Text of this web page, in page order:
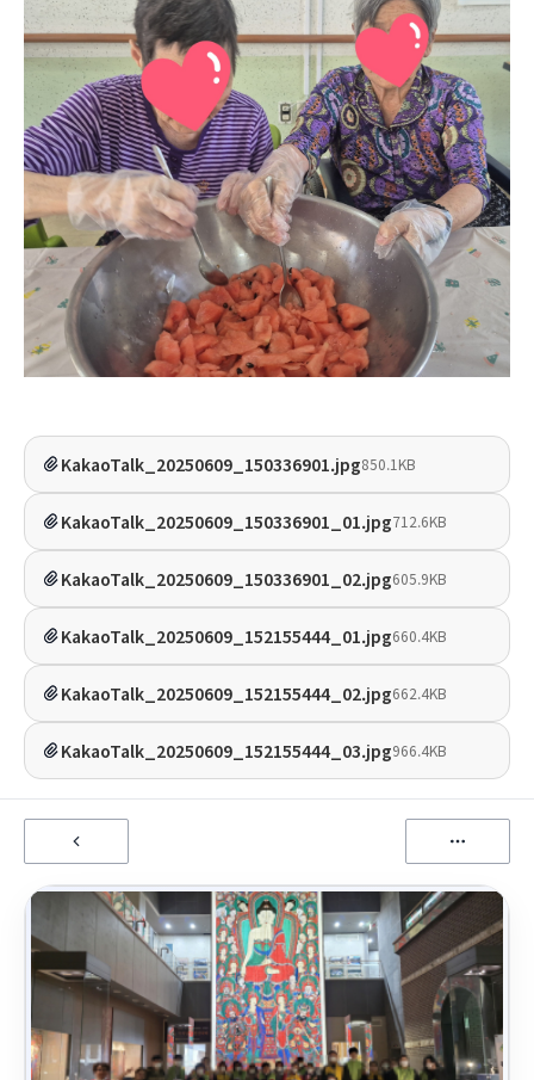
KakaoTalk_20250609_150336901.jpg850.1KB
KakaoTalk_20250609_150336901_01.jpg712.6KB
KakaoTalk_20250609_150336901_02.jpg605.9KB
KakaoTalk_20250609_152155444_01.jpg660.4KB
KakaoTalk_20250609_152155444_02.jpg662.4KB
KakaoTalk_20250609_152155444_03.jpg966.4KB